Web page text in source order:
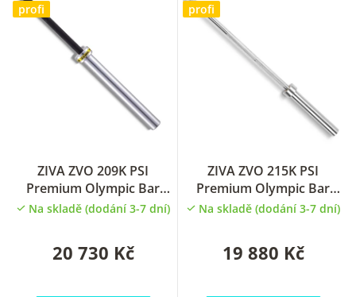
profi
ZIVA ZVO 209K PSI
Premium Olympic Bar
Olympijská oska 220cm
Na skladě (dodání 3-7 dní)
20 730 Kč
profi
ZIVA ZVO 215K PSI
Premium Olympic Bar
Olympijská oska 220cm
Na skladě (dodání 3-7 dní)
19 880 Kč